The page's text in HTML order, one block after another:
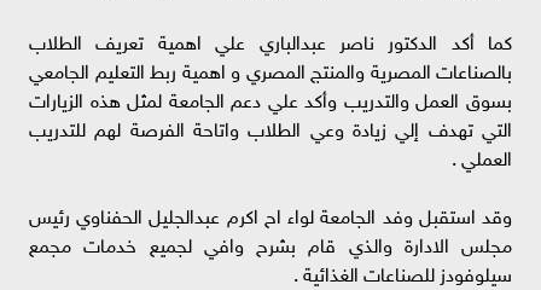
كما أكد الدكتور ناصر عبدالباري علي اهمية تعريف الطلاب
بالصناعات المصرية والمنتج المصري و اهمية ربط التعليم الجامعي
بسوق العمل والتدريب وأكد علي دعم الجامعة لمثل هذه الزيارات
التي تهدف إلي زيادة وعي الطلاب واتاحة الفرصة لهم للتدريب
العملي .
وقد استقبل وفد الجامعة لواء اح اكرم عبدالجليل الحفناوي رئيس
مجلس الادارة والذي قام بشرح وافي لجميع خدمات مجمع
سيلوفودز للصناعات الغذائية .